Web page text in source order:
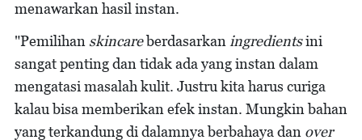
menawarkan hasil instan.
"Pemilihan skincareberdasarkan ingredientsini
sangat penting dan tidak ada yang instan dalam
mengatasi masalah kulit. Justru kita harus curiga
kalau bisa memberikan efek instan. Mungkin bahan
yang terkandung di dalamnya berbahaya dan over